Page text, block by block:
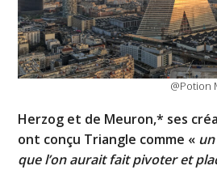
@Potion
Herzog et de Meuron,* ses
ont conçu Triangle comme «
que l’on aurait fait pivoter et